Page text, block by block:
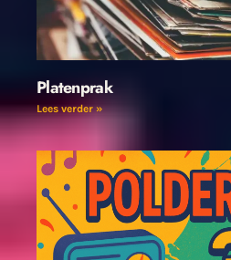
Platenprak
Lees verder »